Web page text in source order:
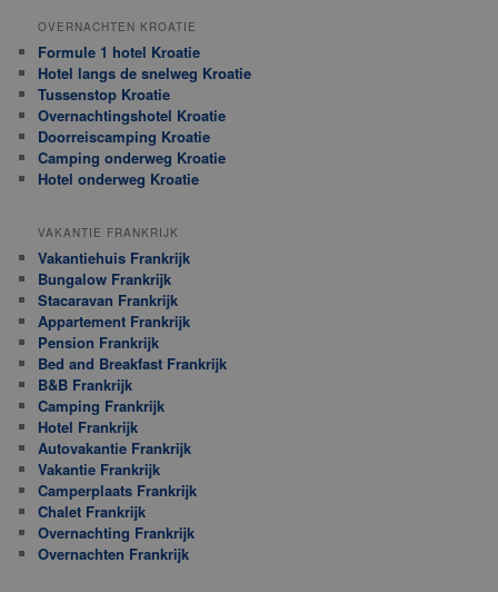
OVERNACHTEN KROATIE
Formule 1 hotel Kroatie
Hotel langs de snelweg Kroatie
Tussenstop Kroatie
Overnachtingshotel Kroatie
Doorreiscamping Kroatie
Camping onderweg Kroatie
Hotel onderweg Kroatie
VAKANTIE FRANKRIJK
Vakantiehuis Frankrijk
Bungalow Frankrijk
Stacaravan Frankrijk
Appartement Frankrijk
Pension Frankrijk
Bed and Breakfast Frankrijk
B&B Frankrijk
Camping Frankrijk
Hotel Frankrijk
Autovakantie Frankrijk
Vakantie Frankrijk
Camperplaats Frankrijk
Chalet Frankrijk
Overnachting Frankrijk
Overnachten Frankrijk